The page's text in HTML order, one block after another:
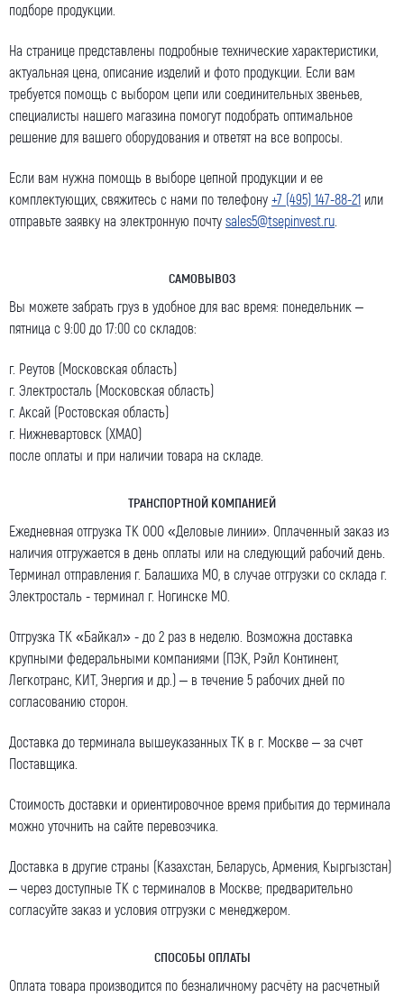
подборе продукции.
На странице представлены подробные технические характеристики
актуальная цена , описание изделий и фото продукции. Если вам
требуется помощь с выбором цепи или соединительных звеньев
специалисты нашего магазина помогут подобрать оптимальное
решение для вашего оборудования и ответят на все вопросы.
Если вам нужна помощь в выборе цепной продукции и ее
комплектующих, свяжитесь с нами по телефону +7 (495) 147-88-21 или
отправьте заявку на электронную почту sales5@tsepinvest.ru
САМОВЫВОЗ
Вы можете забрать груз в удобное для вас время: понедельник –
пятница с 9:00 до 17:00 со складов:
г. Реутов (Московская область)
г. Электросталь (Московская область)
г. Аксай (Ростовская область)
г. Нижневартовск (ХМАО)
после оплаты и при наличии товара на складе.
ТРАНСПОРТНОЙ КОМПАНИЕЙ
Ежедневная отгрузка ТК ООО «Деловые линии». Оплаченный заказ из
наличия отгружается в день оплаты или на следующий рабочий день.
Терминал отправления г. Балашиха МО, в случае отгрузки со склада г.
Электросталь - терминал г. Ногинске МО.
Отгрузка ТК «Байкал» - до 2 раз в неделю. Возможна доставка
крупными федеральными компаниями (ПЭК, Рэйл Континент,
Легкотранс, КИТ, Энергия и др.) – в течение 5 рабочих дней по
согласованию сторон.
Доставка до терминала вышеуказанных ТК в г. Москве – за счет
Поставщика.
Стоимость доставки и ориентировочное время прибытия до терминала
можно уточнить на сайте перевозчика.
Доставка в другие страны (Казахстан, Беларусь, Армения, Кыргызстан)
– через доступные ТК с терминалов в Москве; предварительно
согласуйте заказ и условия отгрузки с менеджером.
СПОСОБЫ ОПЛАТЫ
Оплата товара производится по безналичному расчёту на расчетный